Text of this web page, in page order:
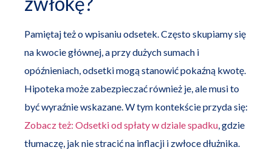
Pamiętaj też o wpisaniu odsetek. Często skupiamy się
na kwocie głównej, a przy dużych sumach i
opóźnieniach, odsetki mogą stanowić pokaźną kwotę.
Hipoteka może zabezpieczać również je, ale musi to
być wyraźnie wskazane. W tym kontekście przyda się:
Zobacz też: Odsetki od spłaty w dziale spadku , gdzie
tłumaczę, jak nie stracić na inflacji i zwłoce dłużnika.